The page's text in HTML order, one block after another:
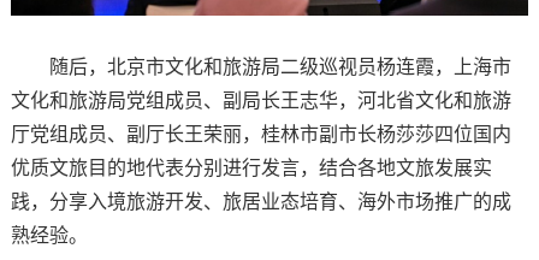
随后，北京市文化和旅游局二级巡视员杨连霞，上海市
文化和旅游局党组成员、副局长王志华，河北省文化和旅游
厅党组成员、副厅长王荣丽，桂林市副市长杨莎莎四位国内
优质文旅目的地代表分别进行发言，结合各地文旅发展实
践，分享入境旅游开发、旅居业态培育、海外市场推广的成
熟经验。